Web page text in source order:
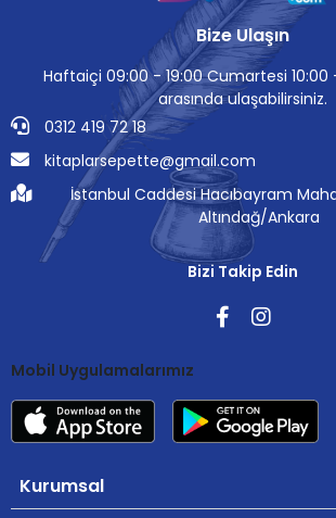
Bize Ulaşın
Haftaiçi 09:00 - 19:00 Cumartesi 10:00
arasında ulaşabilirsiniz.
0312 419 72 18
kitaplarsepette@gmail.com
İstanbul Caddesi Hacıbayram
Altındağ/Ankara
Bizi Takip Edin
Mobil Uygulamalarımız
Kurumsal